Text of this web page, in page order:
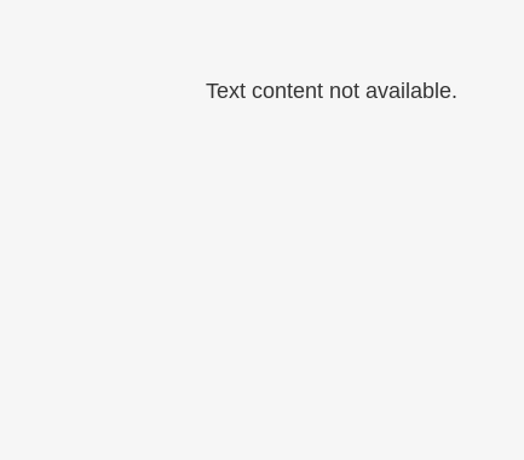
Text content not available.